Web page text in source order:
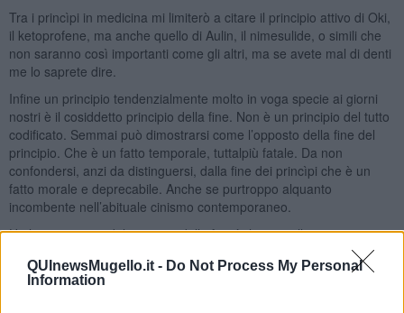
QUInewsMugello.it - Do Not Process My Personal
Information
Tra i princìpi in medicina mi limiterò a citare il principio attivo di Oki,
il ketoprofene, ma anche quello di Aulin, il nimesulide, o simili che
non saranno così importanti come gli altri, ma se avete mal di denti
me lo saprete dire.
Infine un principio tendenzialmente molto in voga specie ai giorni
nostri è il cosiddetto principio della fine. Non è un principio del tutto
codificato. Semmai può dimostrarsi come l’opposto della fine del
principio. Che è un fatto temporale, tuttalpiù fatale. Da non
confondersi, anzi da distinguersi, dalla fine dei princìpi che è un
fatto morale e deprecabile. Anche se purtroppo alquanto
incombente nell’abituale cinismo contemporaneo.
Un lieto esempio del principio della fine è il conto alla rovescia
dell’ultimo dell’anno quando si stappa lo spumante, si fanno i fuochi
d’artificio e il trenino, cantando Brazil es un pais tropicale a
seguire. Forse perché